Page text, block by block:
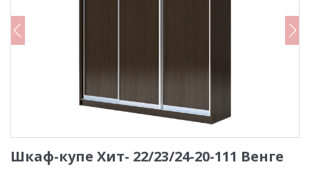
Шкаф-купе Хит- 22/23/24-20-111 Венге